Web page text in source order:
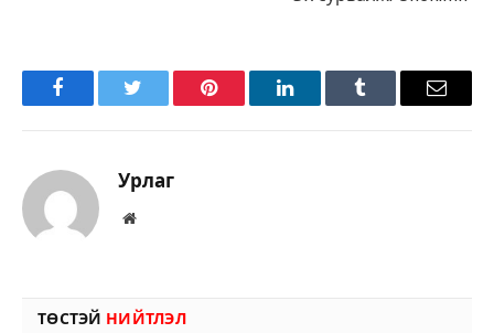
FacebookTwitter Pinterest LinkedInTumblr Имэйл
Урлаг
Вэбсайт
ТӨСТЭЙ НИЙТЛЭЛ